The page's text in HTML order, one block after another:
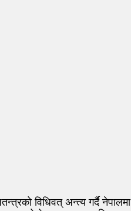
विधिवत् अन्त्य गर्दै